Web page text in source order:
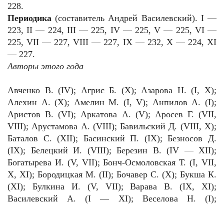
228.
Периодика(составитель Андрей Василевский). I—
223,II — 224, III— 225, IV— 225,V — 225, VI—
225,VII — 227,VIII — 227, IX— 232, X— 224,XI
— 227.
Авторы этого года
Авченко В. (IV); Агрис Б. (X); Азарова Н. (I, X);
Алехин А. (X); Амелин М. (I, V); Анпилов А. (I);
Аристов В. (VI); Аркатова А. (V); Аросев Г. (VII,
VIII); Арустамова А. (VIII); Бавильский Д. (VIII, X);
Баталов С. (XII); Басинский П. (IX); Безносов Д.
(IX); Белецкий И. (VIII); Березин В. (IV — XII);
Богатырева И. (V, VII); Бонч-Осмоловская Т. (I, VII,
X, XI); Бородицкая М. (II); Бочавер С. (X); Букша К.
(XI); Булкина И. (V, VII); Варава В. (IX, XI);
Василевский А. (I — XI); Веселова Н. (I);